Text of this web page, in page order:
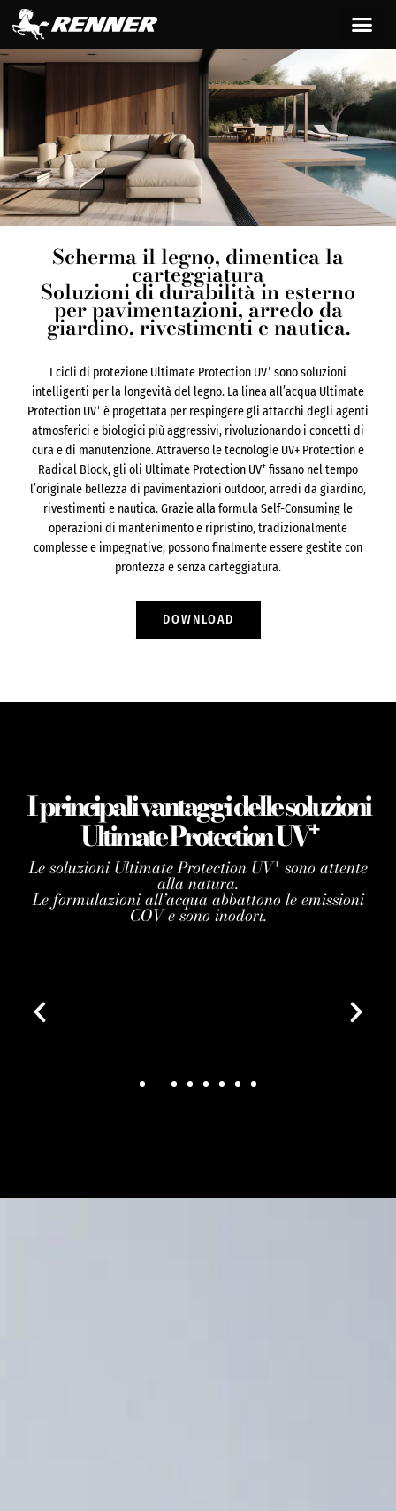
IDRO-OLI IBRIDI PER ESTERNO
ULTIMATE PROTECTION
UV+
Scherma il legno, dimentica la
carteggiatura
Soluzioni di durabilità in esterno
per pavimentazioni, arredo da
giardino, rivestimenti e nautica.
I cicli di protezione Ultimate Protection UV+ sono soluzioni
intelligenti per la longevità del legno. La linea all’acqua Ultimate
Protection UV+ è progettata per respingere gli attacchi degli agenti
atmosferici e biologici più aggressivi, rivoluzionando i concetti di
cura e di manutenzione. Attraverso le tecnologie UV+ Protection e
Radical Block, gli oli Ultimate Protection UV+ fissano nel tempo
l’originale bellezza di pavimentazioni outdoor, arredi da giardino,
rivestimenti e nautica. Grazie alla formula Self-Consuming le
operazioni di mantenimento e ripristino, tradizionalmente
complesse e impegnative, possono finalmente essere gestite con
prontezza e senza carteggiatura.
DOWNLOAD
I principali vantaggi delle soluzioni
Ultimate Protection UV+
Le soluzioni Ultimate Protection UV+sono attente
alla natura.
Le formulazioni all’acqua abbattono le emissioni
COV e sono inodori.